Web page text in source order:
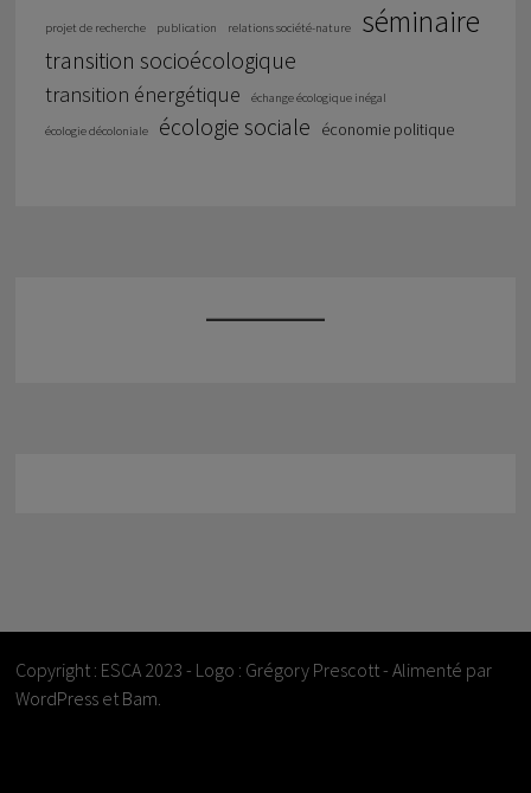
projet de recherche publication relations société-nature séminaire
transition socioécologique
transition énergétique échange écologique inégal
écologie décoloniale écologie sociale économie politique
Copyright : ESCA 2023 - Logo : Grégory Prescott - Alimenté par
WordPresset Bam.